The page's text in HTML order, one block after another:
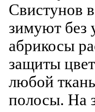
Свистунов
зимуют
абрикосы
защиты
любой
полосы. На